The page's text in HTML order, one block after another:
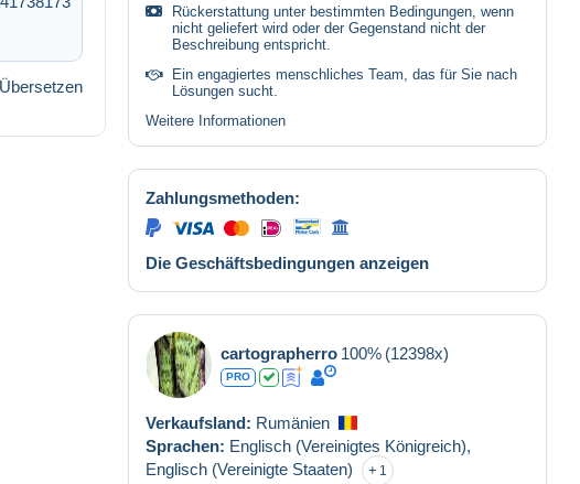
Übersetzen
Rückerstattung unter bestimmten Bedingungen, wenn
nicht geliefert wird oder der Gegenstand nicht der
Beschreibung entspricht.
Ein engagiertes menschliches Team, das für Sie nach
Lösungen sucht.
Weitere Informationen
Zahlungsmethoden:
Die Geschäftsbedingungen anzeigen
cartographerro 100% (12398x)
PRO
Verkaufsland: Rumänien
Sprachen: Englisch (Vereinigtes Königreich),
Englisch (Vereinigte Staaten)
1